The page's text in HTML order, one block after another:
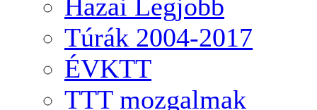
Hazai Legjobb
Túrák 2004-2017
ÉVKTT
TTT mozgalmak